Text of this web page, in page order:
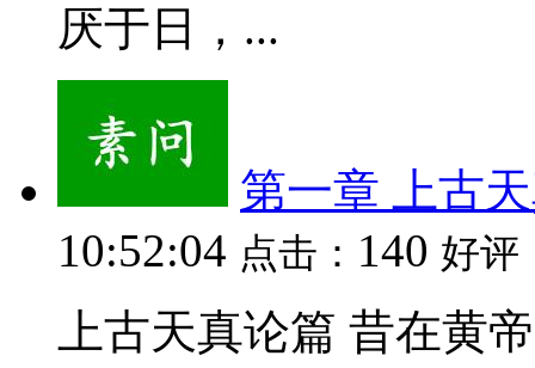
厌于日，...
第一章 上古
10:52:04 点击： 140 好评
上古天真论篇 昔在黄